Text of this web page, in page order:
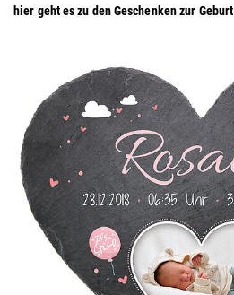
hier geht es zu den Geschenken zur Geburt